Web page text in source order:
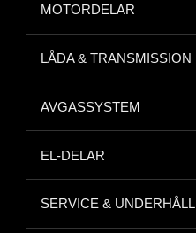
MOTORDELAR
LÅDA & TRANSMISSION
AVGASSYSTEM
EL-DELAR
SERVICE & UNDERHÅLL